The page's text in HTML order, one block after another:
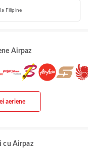
Filipine
Airpaz
aeriene
cu Airpaz